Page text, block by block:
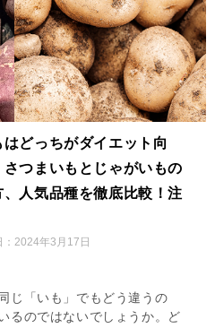
どっちがダイエット向
つまいもとじゃがいもの
人気品種を徹底比較！注
2024年3月17日
じ「いも」でもどう違うの
るのではないでしょうか。ど